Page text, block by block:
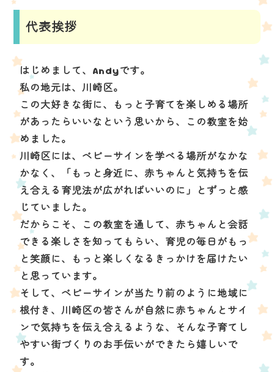
代表挨拶
はじめまして、Andyです。
私の地元は、川崎区。
この大好きな街に、もっと子育てを楽しめる場所
があったらいいなという思いから、この教室を始
めました。
川崎区には、ベビーサインを学べる場所がなかな
かなく、「もっと身近に、赤ちゃんと気持ちを伝
え合える育児法が広がればいいのに」とずっと感
じていました。
だからこそ、この教室を通して、赤ちゃんと会話
できる楽しさを知ってもらい、育児の毎日がもっ
と笑顔に、もっと楽しくなるきっかけを届けたい
と思っています。
そして、ベビーサインが当たり前のように地域に
根付き、川崎区の皆さんが自然に赤ちゃんとサイ
ンで気持ちを伝え合えるような、そんな子育てし
やすい街づくりのお手伝いができたら嬉しいで
す。